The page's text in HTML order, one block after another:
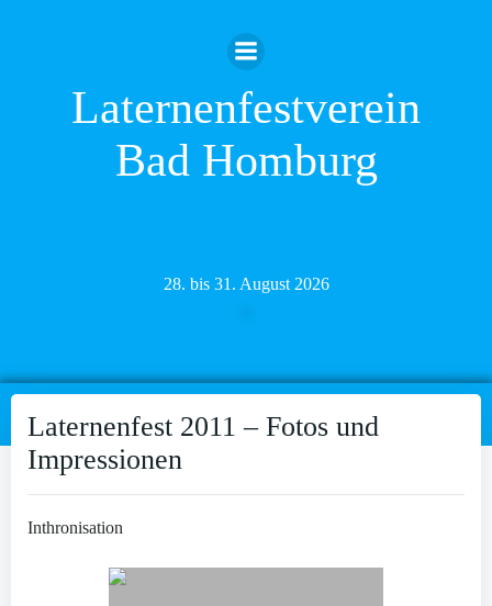
Inhalt
springen
Laternenfestverein
Bad Homburg
28. bis 31. August 2026
Laternenfest 2011 – Fotos und
Impressionen
Inthronisation